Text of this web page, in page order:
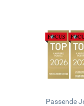
Passende